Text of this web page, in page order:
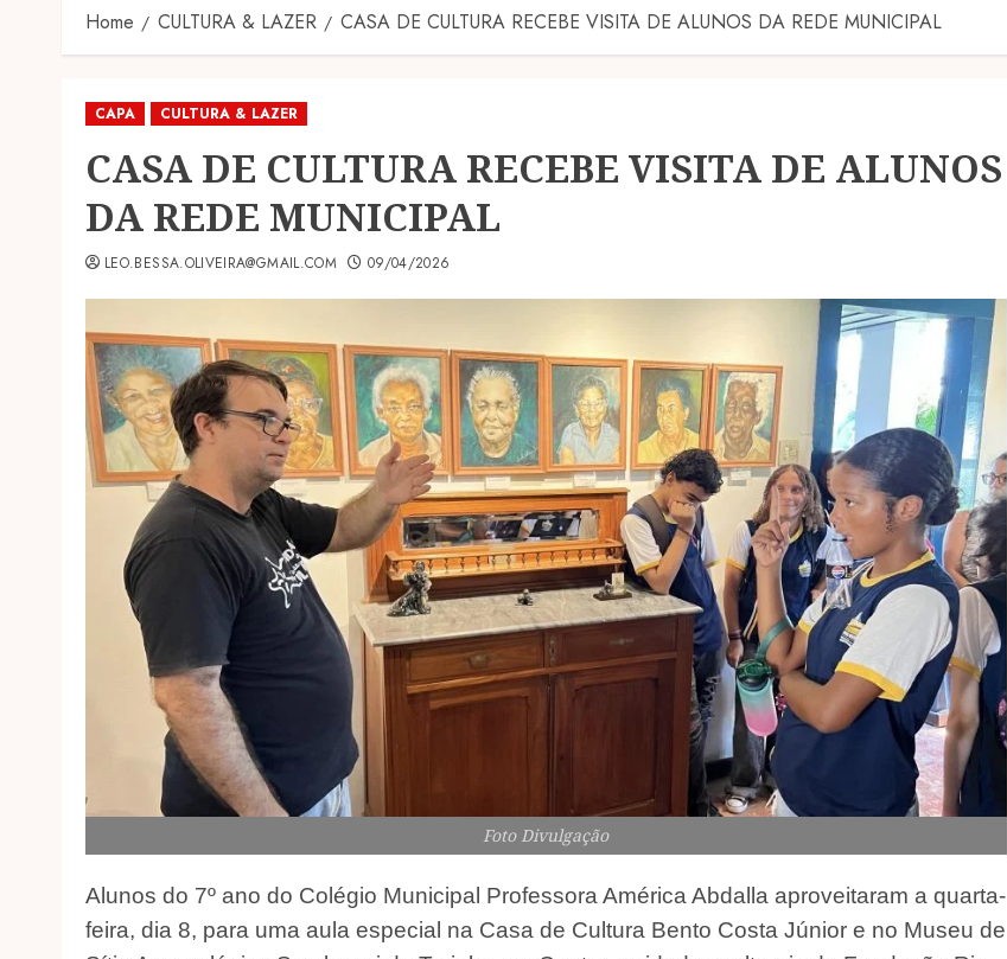
Home CULTURA & LAZER CASA DE CULTURA RECEBE VISITA DE ALUNOS DA REDE MUNICIPAL
CAPA CULTURA & LAZER
CASA DE CULTURA RECEBE VISITA DE ALUNOS
DA REDE MUNICIPAL
LEO.BESSA.OLIVEIRA@GMAIL.COM 09/04/2026
Foto Divulgação
Alunos do 7º ano do Colégio Municipal Professora América Abdalla aproveitaram a quarta-
feira, dia 8, para uma aula especial na Casa de Cultura Bento Costa Júnior e no Museu de